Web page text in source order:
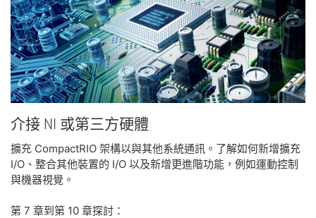
介接 NI 或第三方硬體
擴充 CompactRIO 架構以與其他系統通訊。了解如何新增擴充
I/O、整合其他裝置的 I/O 以及新增更進階功能，例如運動控制
與機器視覺。
第 7 章到第 10 章探討：